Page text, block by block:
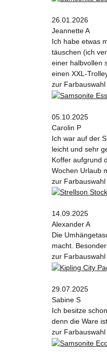
26.01.2026
Jeannette A
Ich habe etwas
täuschen (ich
einer halbvollen
einen XXL-
zur Farbauswahl
05.10.2025
Carolin P
Ich war auf der
leicht und sehr
Koffer aufgrund
Wochen Urlaub
zur Farbauswahl
14.09.2025
Alexander A
Die
macht.
zur Farbauswahl
29.07.2025
Sabine S
Ich besitze
denn die Ware
zur Farbauswahl